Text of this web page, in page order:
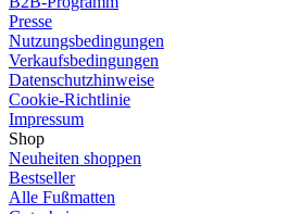
Presse
Nutzungsbedingungen
Verkaufsbedingungen
Datenschutzhinweise
Cookie-Richtlinie
Impressum
Shop
Neuheiten shoppen
Bestseller
Alle Fußmatten